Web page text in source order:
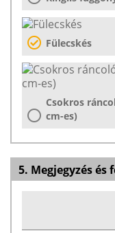
Fülecskés
Csokros
cm-es)
5. Megjegyzés